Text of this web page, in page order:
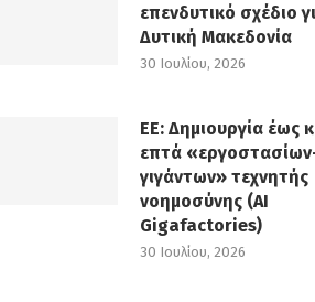
επενδυτικό σχέδιο
Δυτική Μακεδονία
30 Ιουλίου, 2026
ΕΕ: Δημιουργία έως
επτά
γιγάντων» τεχνητής
νοημοσύνης (AI
Gigafactories)
30 Ιουλίου, 2026